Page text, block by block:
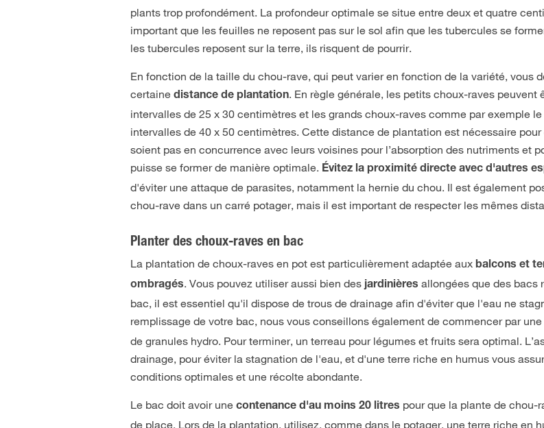
plants trop profondément. La profondeur optimale se situe entre deux et quatre
important que les feuilles ne reposent pas sur le sol afin que les tubercules se
les tubercules reposent sur la terre, ils risquent de pourrir.
En fonction de la taille du chou-rave, qui peut varier en fonction de la variété, vous
certainedistance de plantation. En règle générale, les petits choux-raves peuvent
intervalles de 25 x 30 centimètres et les grands choux-raves comme par exemple le
intervalles de 40 x 50 centimètres. Cette distance de plantation est nécessaire
soient pas en concurrence avec leurs voisines pour l’absorption des nutriments et
puisse se former de manière optimale. Évitez la proximité directe avec d'autres
d'éviter une attaque de parasites, notamment la hernie du chou. Il est également
chou-rave dans un carré potager, mais il est important de respecter les mêmes
Planter des choux-raves en bac
La plantation de choux-raves en pot est particulièrement adaptée auxbalcons et
ombragés. Vous pouvez utiliser aussi bien des jardinièresallongées que des bacs
bac, il est essentiel qu'il dispose de trous de drainage afin d'éviter que l'eau ne
remplissage de votre bac, nous vous conseillons également de commencer par
de granules hydro. Pour terminer, un terreau pour légumes et fruits sera optimal.
drainage, pour éviter la stagnation de l'eau, et d'une terre riche en humus vous
conditions optimales et une récolte abondante.
Le bac doit avoir unecontenance d'au moins 20 litres pour que la plante de chou-
de place. Lors de la plantation, utilisez, comme dans le potager, une terre riche en